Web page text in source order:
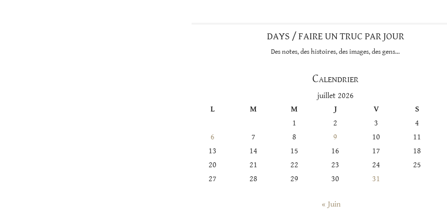
DAYS / FAIRE UN TRUC PAR JOUR
Des notes, des histoires, des images, des gens…
Calendrier
juillet 2026
L
M M J V S
1
2 3 4
6
7 8 9 10 11
13
14 15 16 17 18
20
21 22 23 24 25
27
28 29 30 31
« Juin